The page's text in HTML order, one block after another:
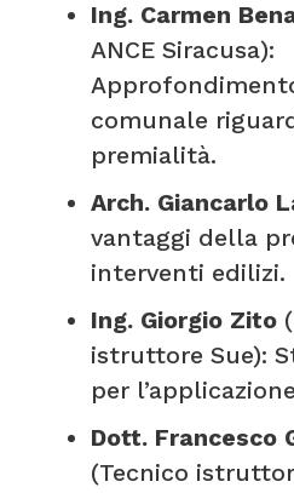
Ing. Carmen
ANCE Siracusa):
comunale
premialità.
Arch. Giancarlo
vantaggi della
interventi edilizi.
Ing. Giorgio Zito
istruttore Sue):
per
Dott. Francesco
(Tecnico